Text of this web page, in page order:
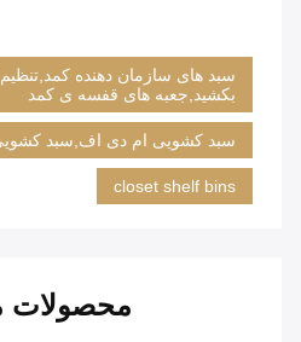
سبد های سازمان دهنده کمد,تنظیم
بکشید,جعبه های قفسه ی کمد
سبد کشویی ام دی اف,سبد
closet shelf bins
محصولات